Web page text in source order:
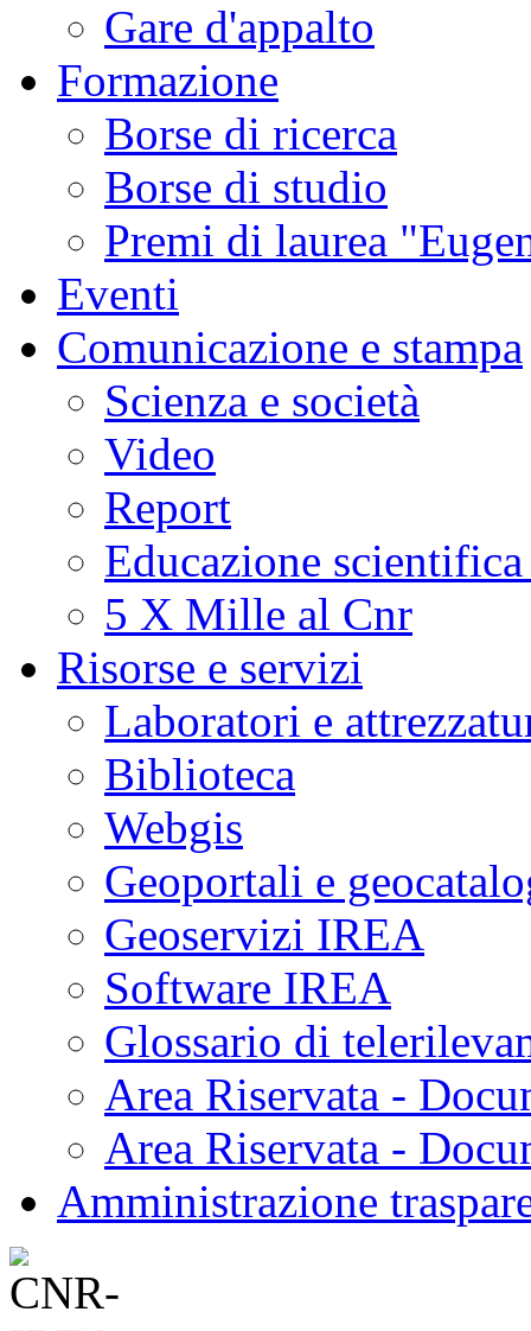
Gare d'appalto
Formazione
Borse di ricerca
Borse di studio
Premi di laurea
Eventi
Comunicazione e stampa
Scienza e società
Video
Report
Educazione
5 X Mille al Cnr
Risorse e servizi
Laboratori e
Biblioteca
Webgis
Geoportali e
Geoservizi IREA
Software IREA
Glossario di
Area Riservata -
Area Riservata -
Amministrazione